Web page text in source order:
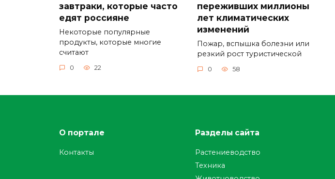
завтраки, которые часто
едят россияне
Некоторые популярные
продукты, которые многие
считают
0 22
переживших миллионы
лет климатических
изменений
Пожар, вспышка болезни или
резкий рост туристической
0 58
О портале
Контакты
Разделы сайта
Растениеводство
Техника